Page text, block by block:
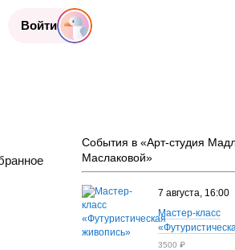
Войти
События в «Арт-студия
Маслаковой»
7 августа, 16:00
Мастер-класс
3500 ₽